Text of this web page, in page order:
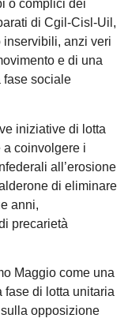
o complici dei
di Cgil-Cisl-Uil,
inservibili, anzi veri
e di una
fase sociale
iniziative di lotta
a coinvolgere i
all’erosione
di eliminare
anni,
precarietà
Maggio come una
fase di lotta unitaria
opposizione